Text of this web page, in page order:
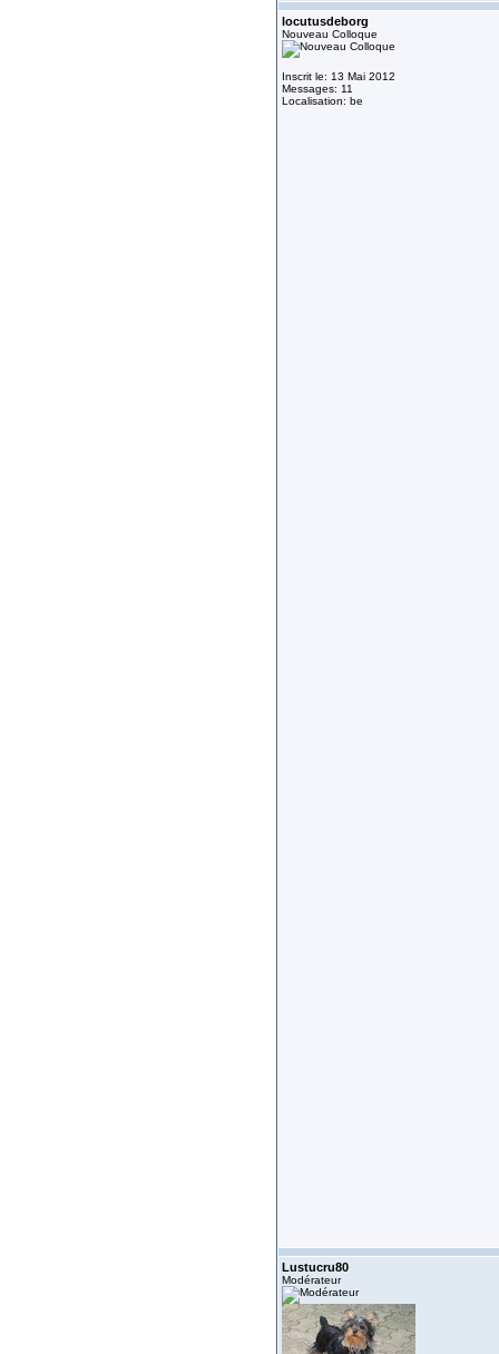
locutusdeborg
Nouveau Colloque
Inscrit le: 13 Mai 2012
Messages: 11
Localisation: be
Lustucru80
Modérateur